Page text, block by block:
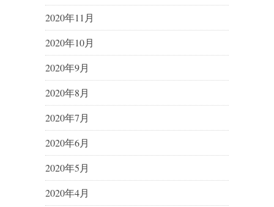
2020年11月
2020年10月
2020年9月
2020年8月
2020年7月
2020年6月
2020年5月
2020年4月